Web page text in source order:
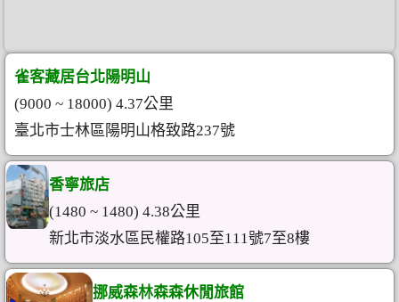
雀客藏居台北陽明山
(9000 ~ 18000) 4.37公里
臺北市士林區陽明山格致路237號
香寧旅店
(1480 ~ 1480) 4.38公里
新北市淡水區民權路105至111號7至8樓
挪威森林森森休閒旅館